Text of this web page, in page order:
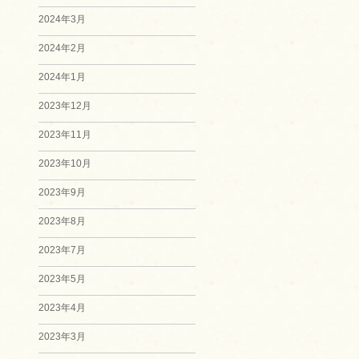
2024年3月
2024年2月
2024年1月
2023年12月
2023年11月
2023年10月
2023年9月
2023年8月
2023年7月
2023年5月
2023年4月
2023年3月